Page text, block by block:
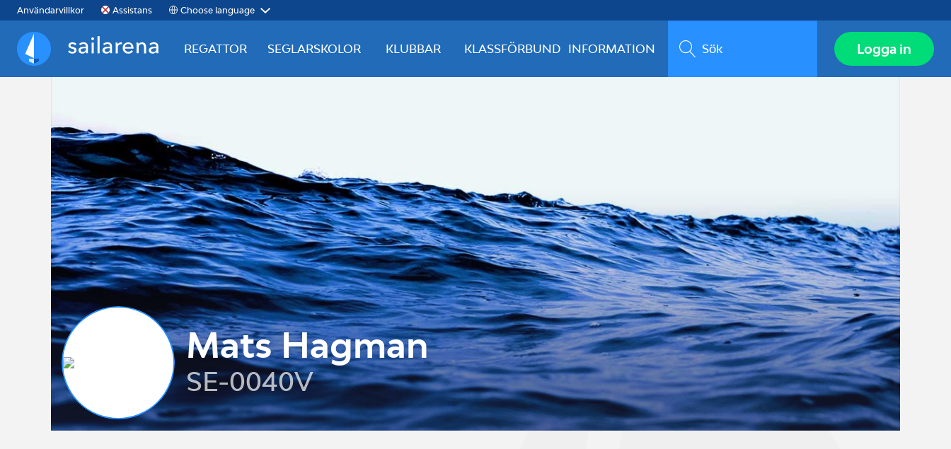
Användarvillkor Assistans Choose language
Sailarena
REGATTOR SEGLARSKOLOR KLUBBAR KLASSFÖRBUND INFORMATION Sök Logga in
Mats Hagman
SE-0040V